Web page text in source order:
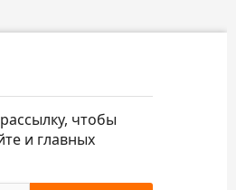
чтобы
и главных